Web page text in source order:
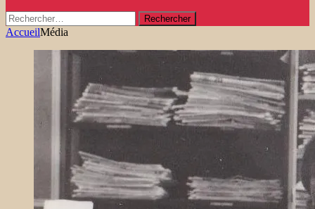
Rechercher :
AccueilMédia